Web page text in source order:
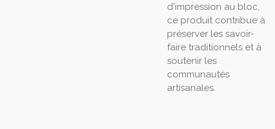
d'impression au bloc,
ce produit contribue à
préserver les savoir-
faire traditionnels et à
soutenir les
communautés
artisanales.